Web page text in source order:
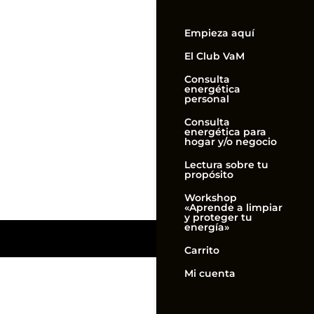
Empieza aquí
El Club VaM
Consulta
energética
personal
Consulta
energética para
hogar y/o negocio
Lectura sobre tu
propósito
Workshop
«Aprende a limpiar
y proteger tu
energía»
Carrito
Mi cuenta